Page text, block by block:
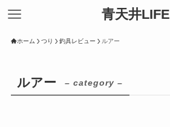
青天井LIFE
ホーム つり 釣具レビュー ルアー
ルアー – category –